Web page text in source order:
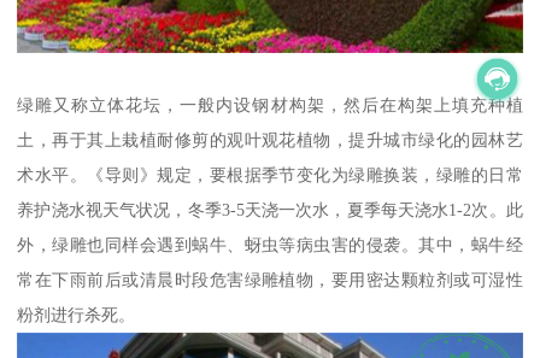
绿雕又称立体花坛，一般内设钢材构架，然后在构架上填充种植
土，再于其上栽植耐修剪的观叶观花植物，提升城市绿化的园林艺
术水平。《导则》规定，要根据季节变化为绿雕换装，绿雕的日常
养护浇水视天气状况，冬季3-5天浇一次水，夏季每天浇水1-2次。此
外，绿雕也同样会遇到蜗牛、蚜虫等病虫害的侵袭。其中，蜗牛经
常在下雨前后或清晨时段危害绿雕植物，要用密达颗粒剂或可湿性
粉剂进行杀死。